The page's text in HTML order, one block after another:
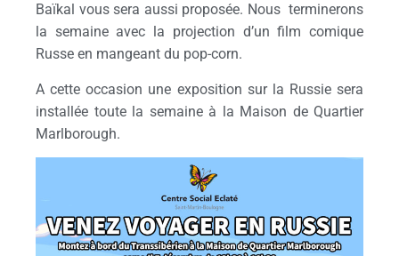
Baïkal vous sera aussi proposée. Nous terminerons
la semaine avec la projection d’un film comique
Russe en mangeant du pop-corn.
A cette occasion une exposition sur la Russie sera
installée toute la semaine à la Maison de Quartier
Marlborough.